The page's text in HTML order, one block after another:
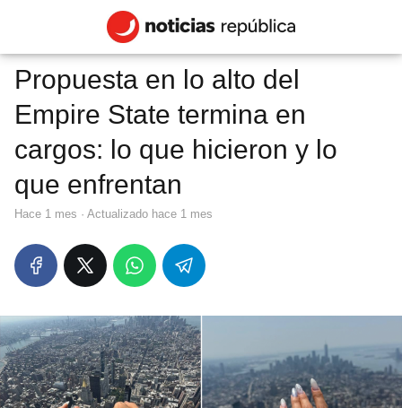
Propuesta en lo alto del
Empire State termina en
cargos: lo que hicieron y lo
que enfrentan
hace 1 mes · Actualizado hace 1 mes